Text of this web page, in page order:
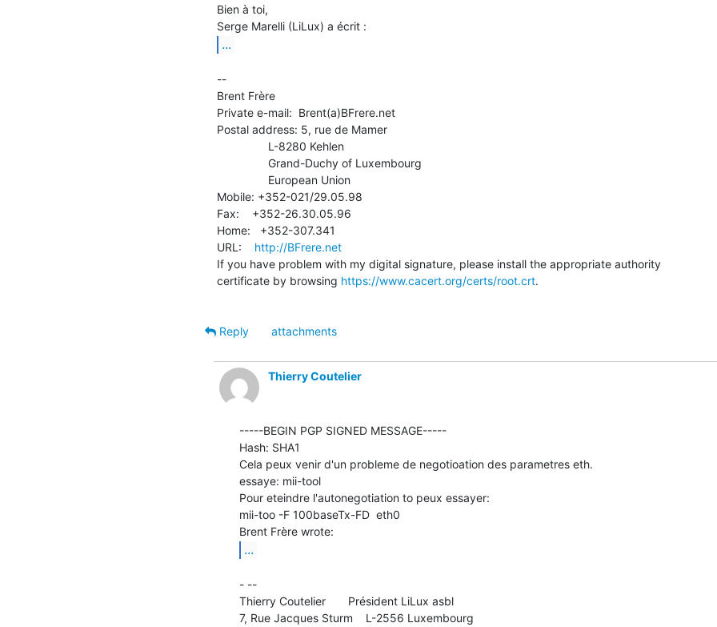
Bien à toi,
...
--
Brent Frère
Private e-mail:  Brent(a)BFrere.net
Postal address: 5, rue de Mamer
Mobile: +352-021/29.05.98
Fax:    +352-26.30.05.96
Home:   +352-307.341
URL: http://BFrere.net
If you have problem with my digital signature, please install the appropriate authority
certificate by browsing https://www.cacert.org/certs/root.crt.
Reply attachments
Thierry Coutelier
-----BEGIN PGP SIGNED MESSAGE-----
Hash: SHA1
Cela peux venir d'un probleme de negotioation des parametres eth.
essaye: mii-tool
Pour eteindre l'autonegotiation to peux essayer:
mii-too -F 100baseTx-FD  eth0
...
- --
Thierry Coutelier       Président LiLux asbl
7, Rue Jacques Sturm    L-2556 Luxembourg